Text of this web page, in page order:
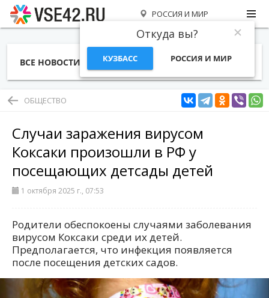
РОССИЯ И МИР
Откуда вы?
КУЗБАСС РОССИЯ И МИР
ВСЕ НОВОСТИ СТАТЬИ ТЕМЫ ФОТО
ОБЩЕСТВО
Случаи заражения вирусом
Коксаки произошли в РФ у
посещающих детсады детей
1 октября 2025 г., 07:53
Родители обеспокоены случаями заболевания
вирусом Коксаки среди их детей.
Предполагается, что инфекция появляется
после посещения детских садов.